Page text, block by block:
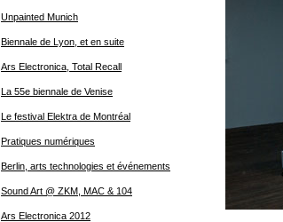
Unpainted Munich
Biennale de Lyon, et en suite
Ars Electronica, Total Recall
La 55e biennale de Venise
Le festival Elektra de Montréal
Pratiques numériques
Berlin, arts technologies et événements
Sound Art @ ZKM, MAC & 104
Ars Electronica 2012